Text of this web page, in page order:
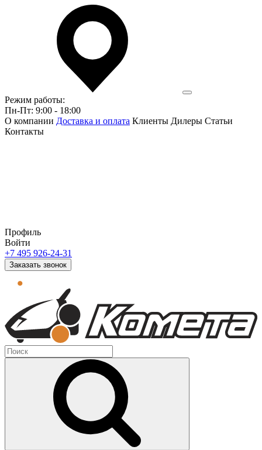
Режим работы:
Пн-Пт: 9:00 - 18:00
О компании Доставка и оплата Клиенты Дилеры Статьи
Контакты
Профиль
Войти
+7 495 926-24-31
Заказать звонок